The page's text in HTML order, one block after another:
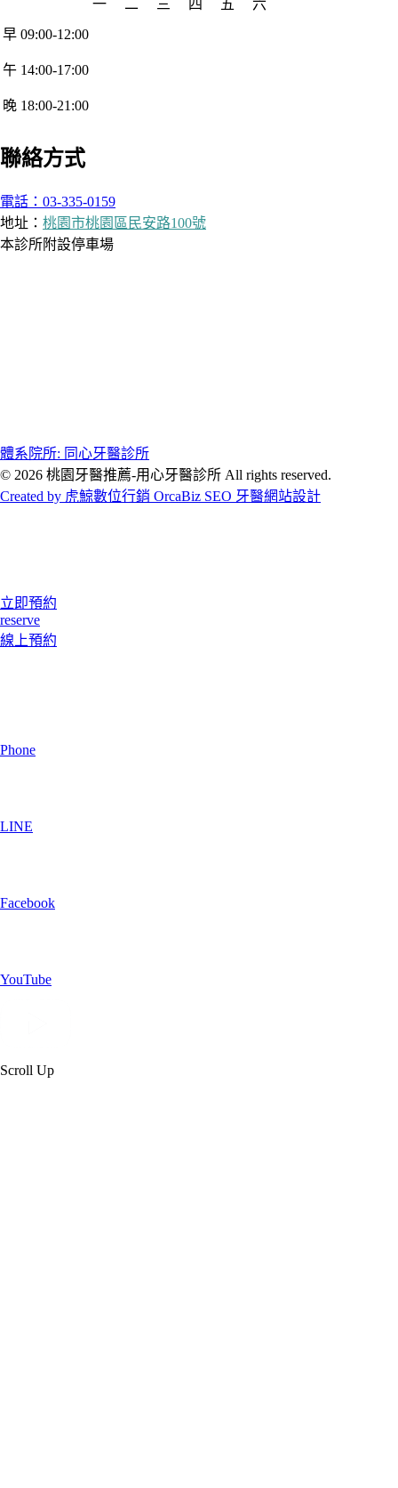
一 二 三 四 五
六
早 09:00-12:00
午 14:00-17:00
晚 18:00-21:00
聯絡方式
電話：03-335-0159
地址： 桃園市桃園區民安路100號
本診所附設停車場
體系院所: 同心牙醫診所
© 2026 桃園牙醫推薦-用心牙醫診所 All rights reserved.
Created by 虎鯨數位行銷 OrcaBiz SEO 牙醫網站設計
立即預約
reserve
線上預約
Phone
LINE
Facebook
YouTube
Scroll Up